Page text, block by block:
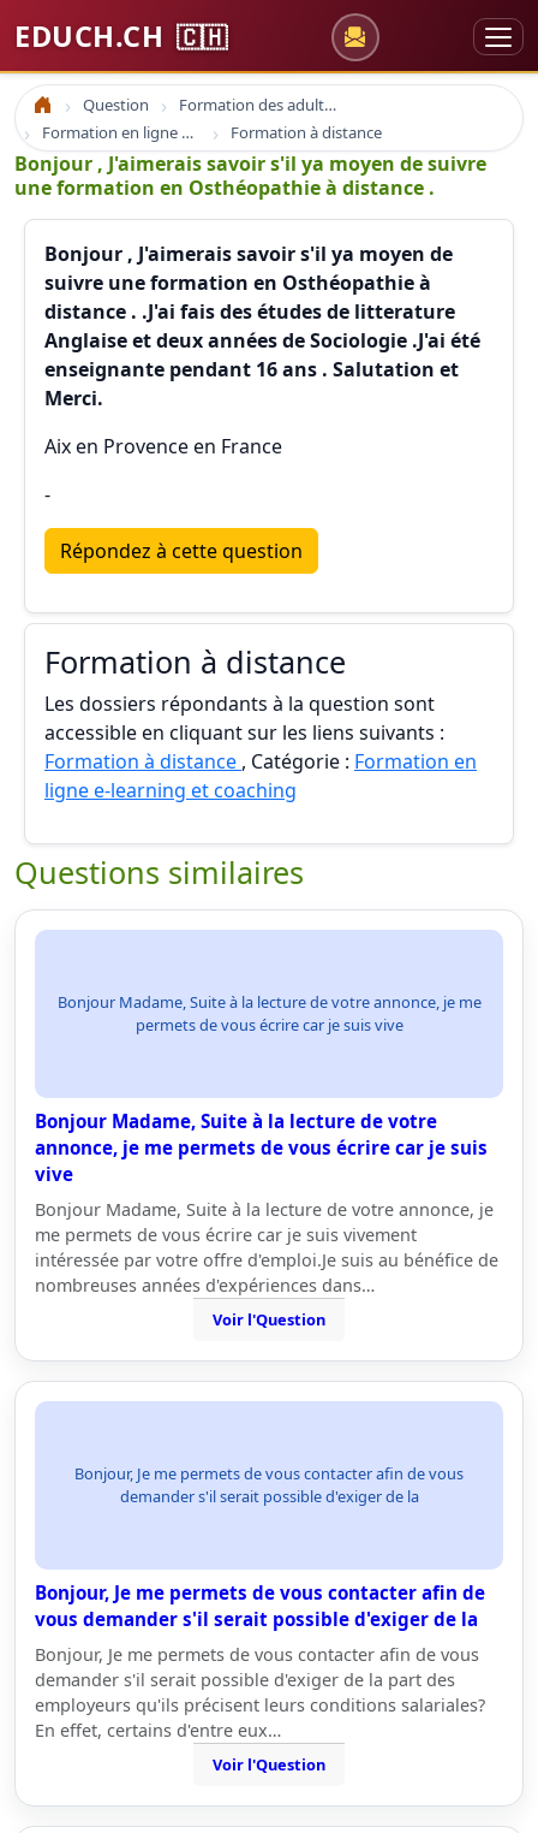
EDUCH.CH 🇨🇭
Accueil Question
Formation des adultes
Formation en ligne e-learning et coaching
Formation à distance
Bonjour , J'aimerais savoir s'il ya moyen de suivre
une formation en Osthéopathie à distance .
Bonjour , J'aimerais savoir s'il ya moyen de
suivre une formation en Osthéopathie à
distance . .J'ai fais des études de litterature
Anglaise et deux années de Sociologie .J'ai été
enseignante pendant 16 ans . Salutation et
Merci.
Aix en Provence en France
-
Répondez à cette question
Formation à distance
Les dossiers répondants à la question sont
accessible en cliquant sur les liens suivants :
Formation à distance , Catégorie : Formation en
ligne e-learning et coaching
Questions similaires
Bonjour Madame, Suite à la lecture de votre annonce, je me
permets de vous écrire car je suis vive
Bonjour Madame, Suite à la lecture de votre
annonce, je me permets de vous écrire car je suis
vive
Bonjour Madame, Suite à la lecture de votre annonce, je
me permets de vous écrire car je suis vivement
intéressée par votre offre d'emploi.Je suis au bénéfice de
nombreuses années d'expériences dans…
Voir l'Question
Bonjour, Je me permets de vous contacter afin de vous
demander s'il serait possible d'exiger de la
Bonjour, Je me permets de vous contacter afin de
vous demander s'il serait possible d'exiger de la
Bonjour, Je me permets de vous contacter afin de vous
demander s'il serait possible d'exiger de la part des
employeurs qu'ils précisent leurs conditions salariales?
En effet, certains d'entre eux…
Voir l'Question